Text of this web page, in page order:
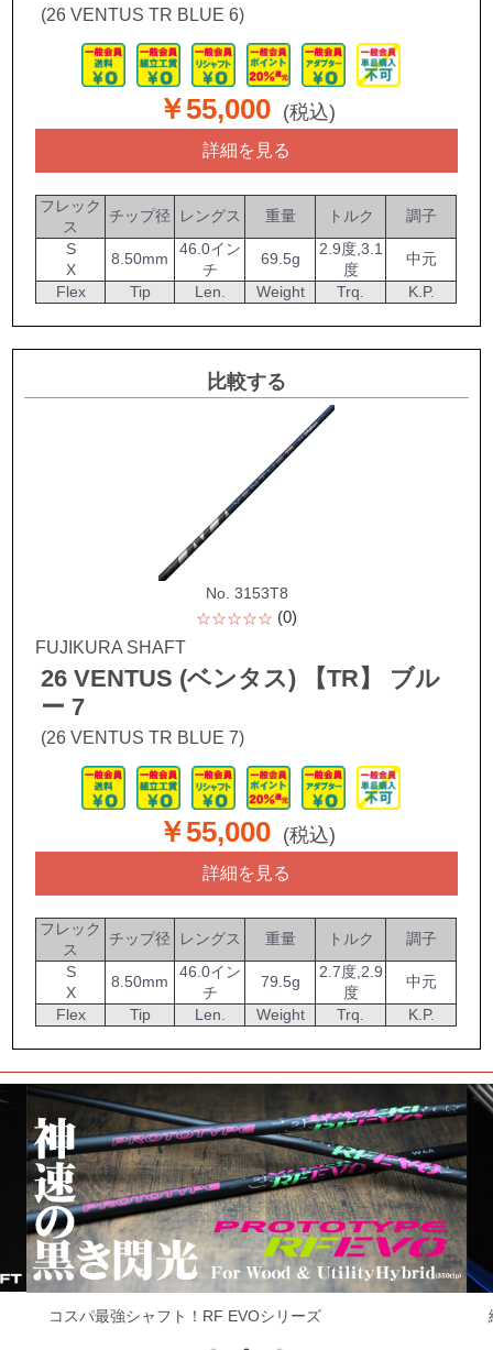
(26 VENTUS TR BLUE 6)
￥55,000 (税込)
詳細を見る
フレック
ス
チップ径 レングス 重量 トルク
調子
S
X
8.50mm
46.0イン
チ
69.5g
2.9度,3.1
度
中元
Flex
Tip Len. Weight Trq. K.P.
比較する
No. 3153T8
☆☆☆☆☆ (0)
FUJIKURA SHAFT
26 VENTUS (ベンタス) 【TR】 ブル
ー 7
(26 VENTUS TR BLUE 7)
￥55,000 (税込)
詳細を見る
フレック
ス
チップ径 レングス 重量 トルク
調子
S
X
8.50mm
46.0イン
チ
79.5g
2.7度,2.9
度
中元
Flex
Tip Len. Weight Trq. K.P.
コスパ最強シャフト！RF EVOシリーズ